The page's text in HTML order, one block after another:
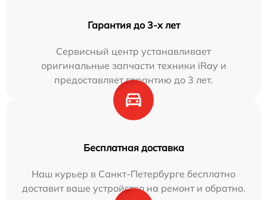
Гарантия до 3-х лет
Сервисный центр устанавливает
оригинальные запчасти техники iRay и
предоставляет гарантию до 3 лет.
Бесплатная доставка
Наш курьер в Санкт-Петербурге бесплатно
доставит ваше устройство на ремонт и обратно.